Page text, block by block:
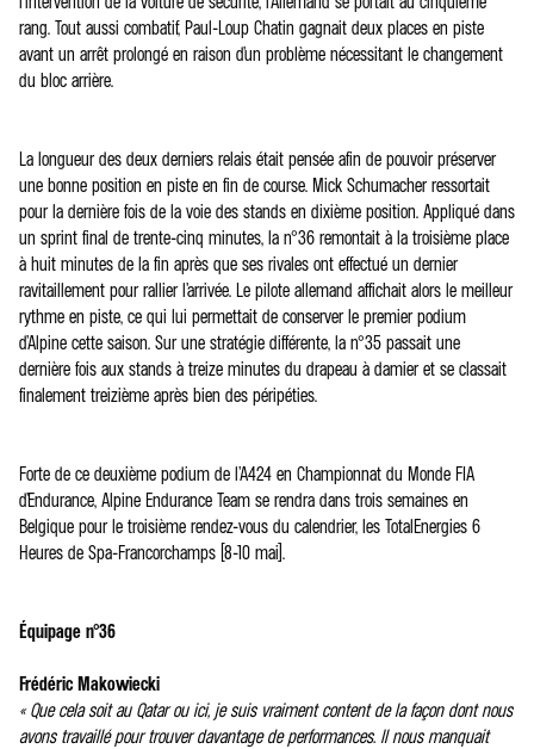
rang. Tout aussi combatif, Paul-Loup Chatin gagnait deux places en piste
avant un arrêt prolongé en raison d’un problème nécessitant le changement
du bloc arrière.
La longueur des deux derniers relais était pensée afin de pouvoir préserver
une bonne position en piste en fin de course. Mick Schumacher ressortait
pour la dernière fois de la voie des stands en dixième position. Appliqué dans
un sprint final de trente-cinq minutes, la n°36 remontait à la troisième place
à huit minutes de la fin après que ses rivales ont effectué un dernier
ravitaillement pour rallier l’arrivée. Le pilote allemand affichait alors le meilleur
rythme en piste, ce qui lui permettait de conserver le premier podium
d’Alpine cette saison. Sur une stratégie différente, la n°35 passait une
dernière fois aux stands à treize minutes du drapeau à damier et se classait
finalement treizième après bien des péripéties.
Forte de ce deuxième podium de l’A424 en Championnat du Monde FIA
d’Endurance, Alpine Endurance Team se rendra dans trois semaines en
Belgique pour le troisième rendez-vous du calendrier, les TotalEnergies 6
Heures de Spa-Francorchamps (8-10 mai).
Équipage n°36
Frédéric Makowiecki
« Que cela soit au Qatar ou ici, je suis vraiment content de la façon dont nous
avons travaillé pour trouver davantage de performances. Il nous manquait